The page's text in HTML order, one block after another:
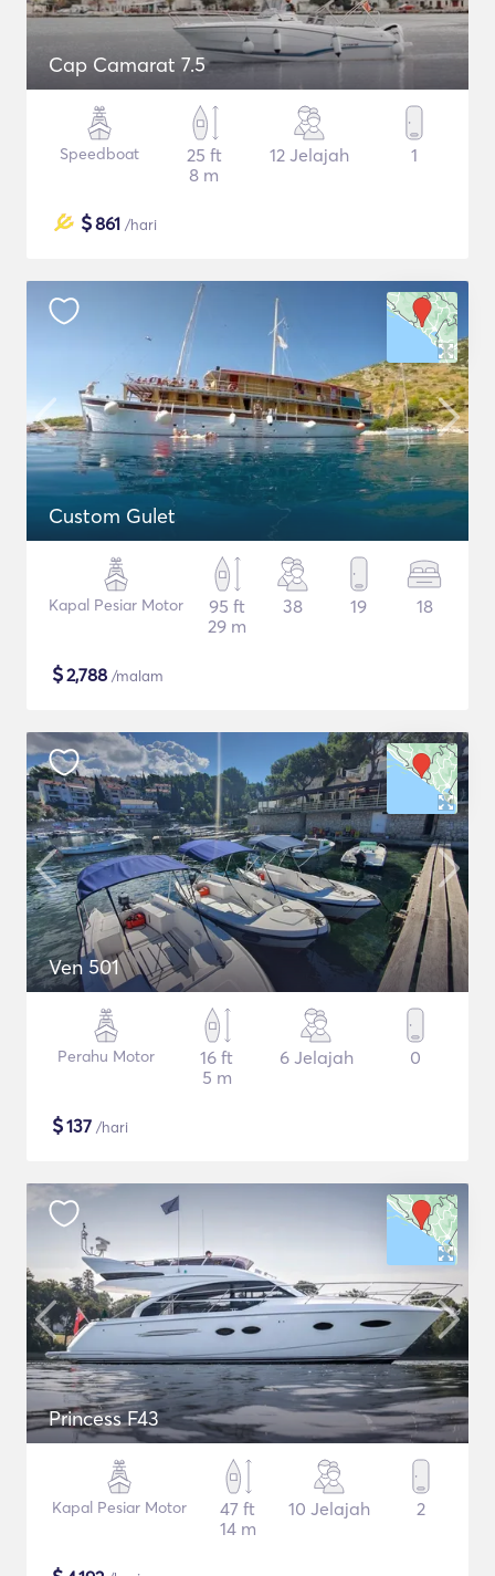
Cap Camarat 7.5
Speedboat
25 ft
8 m
12 Jelajah 1
$861 /hari
Custom Gulet
Kapal Pesiar Motor
95 ft
29 m
38 19 18
$2,788 /malam
Ven 501
Perahu Motor
16 ft
5 m
6 Jelajah 0
$137 /hari
Princess F43
Kapal Pesiar Motor
47 ft
14 m
10 Jelajah 2